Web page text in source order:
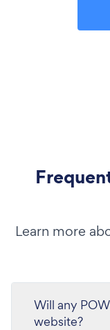
Learn more
Will any
website?